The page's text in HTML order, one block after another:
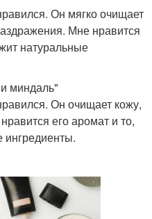
Он мягко очищает
Мне нравится
натуральные
миндаль"
Он очищает кожу,
его аромат и то,
ингредиенты.